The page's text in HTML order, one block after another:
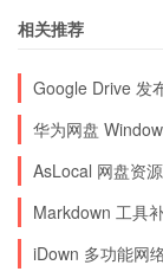
相关推荐
Google Drive 发
华为网盘
AsLocal 网盘资
Markdown 工具
iDown 多功能网